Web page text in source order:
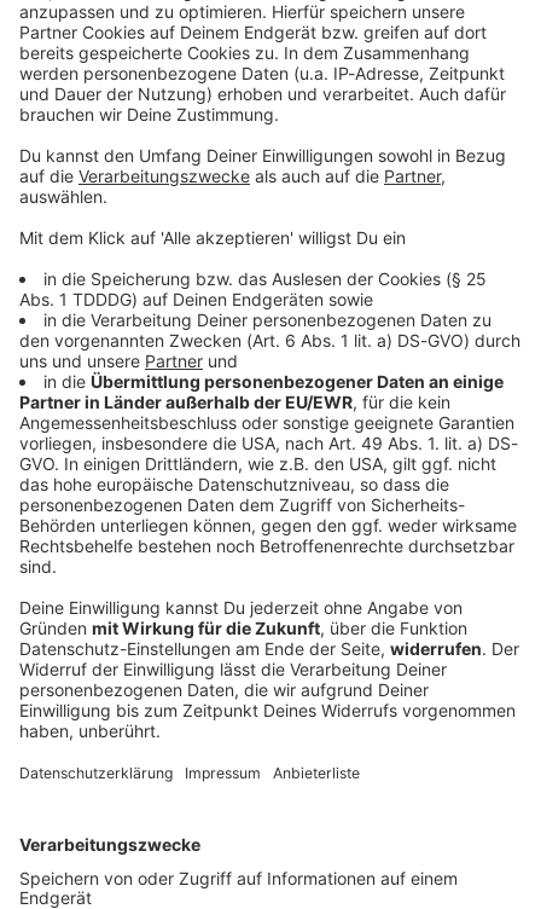
Studio Hotline
Kontaktformular
Sprachnachricht
DAS KÖNNTE DICH AUCH INTERESSIEREN
Bayern
Schweinestall brennt – alle 1.600 Schweine
tot
Feueralarm im Landkreis Aichach-Friedberg: Ein Stall
gerettet werden.